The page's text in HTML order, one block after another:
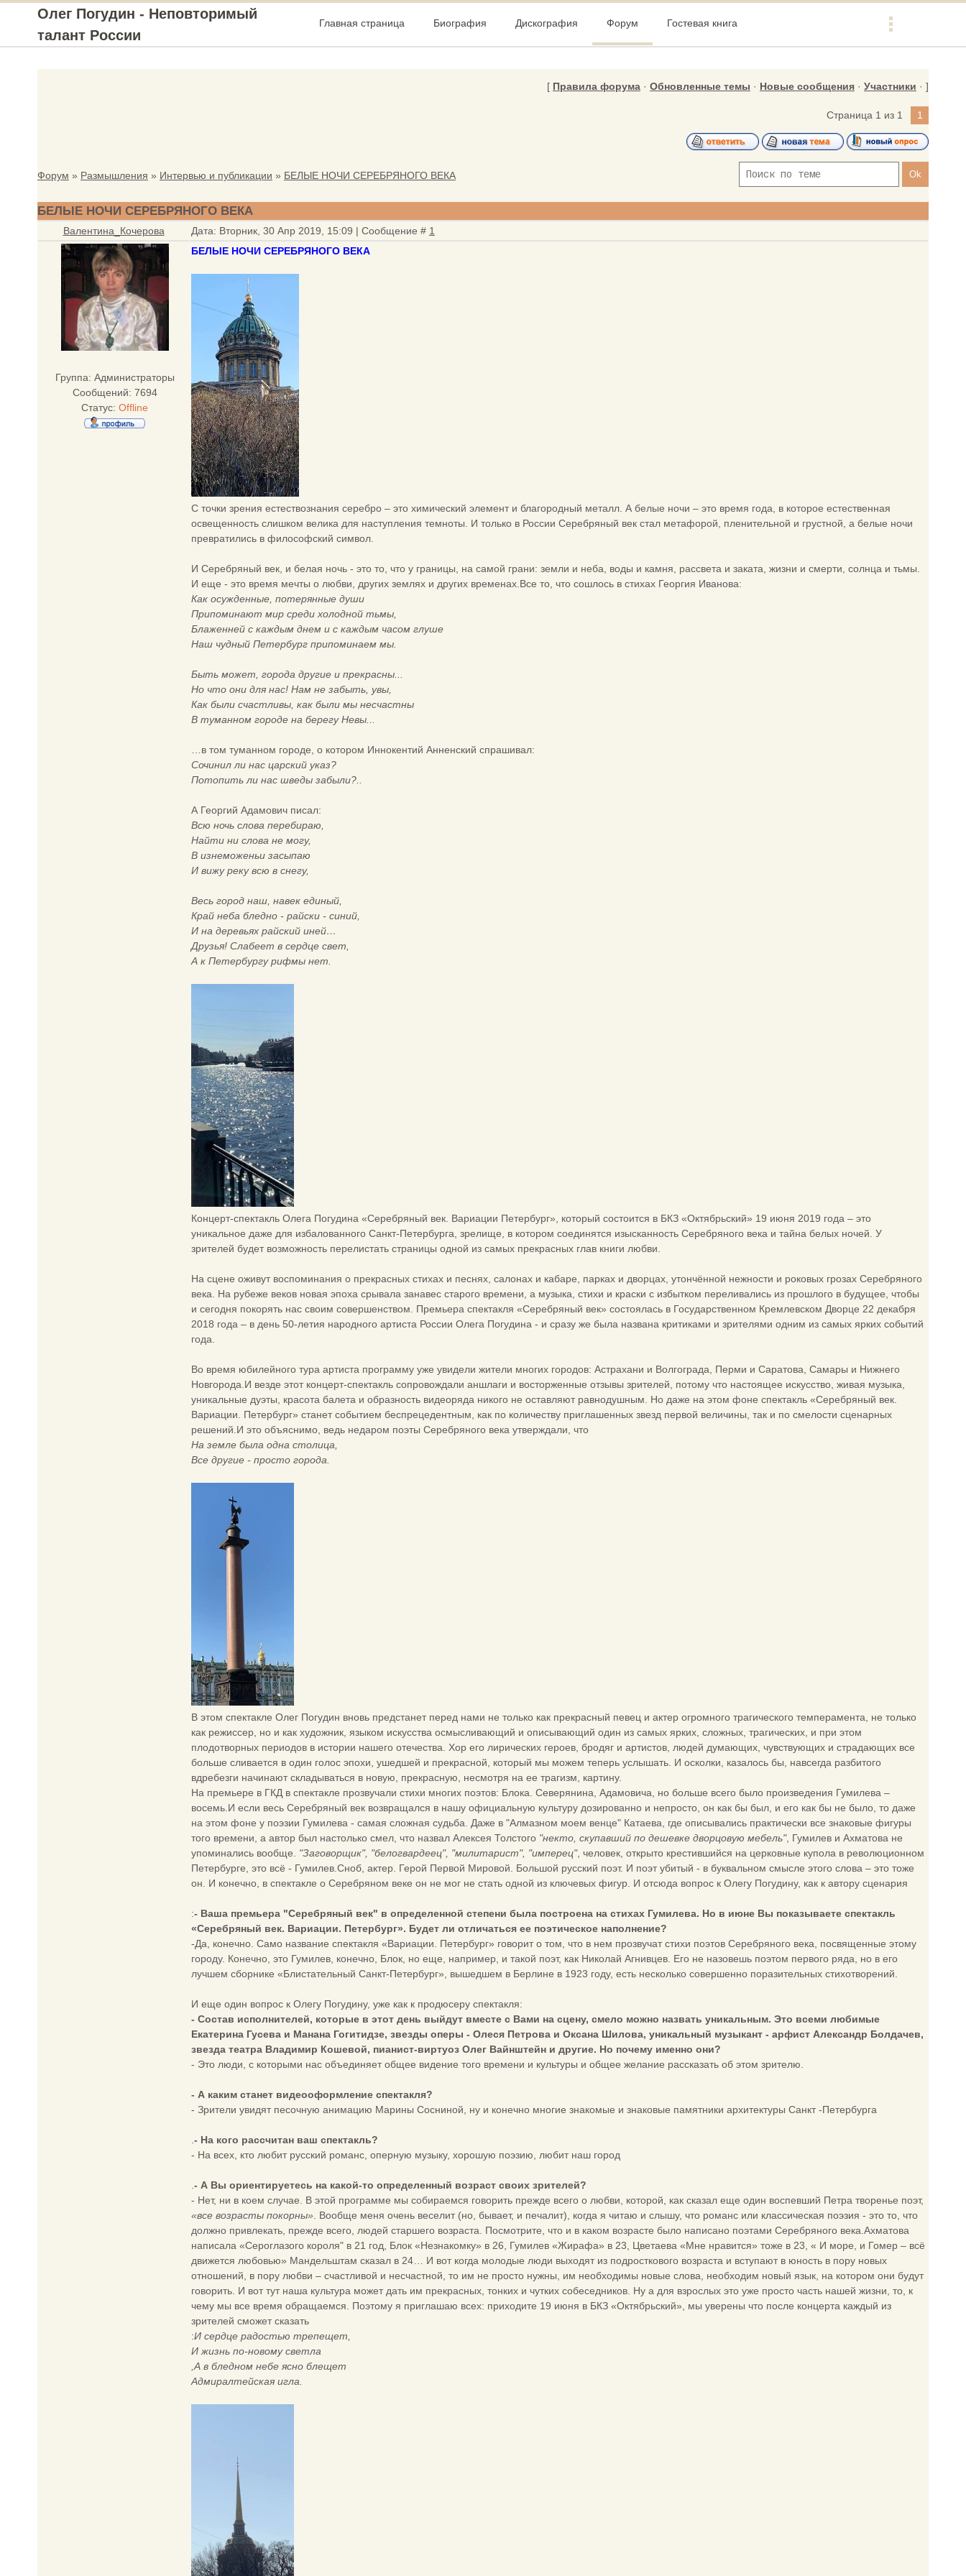
Олег Погудин - Неповторимый
талант России
Главная страница Биография Дискография Форум Гостевая книга
[ Правила форума · Обновленные темы · Новые сообщения · Участники · ]
Страница 1 из 1 1
Форум » Размышления » Интервью и публикации » БЕЛЫЕ НОЧИ СЕРЕБРЯНОГО ВЕКА
БЕЛЫЕ НОЧИ СЕРЕБРЯНОГО ВЕКА
Валентина_Кочерова Дата: Вторник, 30 Апр 2019, 15:09 | Сообщение # 1
Группа: Администраторы
Сообщений: 7694
Статус: Offline
БЕЛЫЕ НОЧИ СЕРЕБРЯНОГО ВЕКА
С точки зрения естествознания серебро – это химический элемент и благородный металл. А белые ночи – это время года, в которое естественная
освещенность слишком велика для наступления темноты. И только в России Серебряный век стал метафорой, пленительной и грустной, а белые ночи
превратились в философский символ.
И Серебряный век, и белая ночь - это то, что у границы, на самой грани: земли и неба, воды и камня, рассвета и заката, жизни и смерти, солнца и тьмы.
И еще - это время мечты о любви, других землях и других временах.Все то, что сошлось в стихах Георгия Иванова:
Как осужденные, потерянные души
Припоминают мир среди холодной тьмы,
Блаженней с каждым днем и с каждым часом глуше
Наш чудный Петербург припоминаем мы.
Быть может, города другие и прекрасны...
Но что они для нас! Нам не забыть, увы,
Как были счастливы, как были мы несчастны
В туманном городе на берегу Невы...
…в том туманном городе, о котором Иннокентий Анненский спрашивал:
Сочинил ли нас царский указ?
Потопить ли нас шведы забыли?..
А Георгий Адамович писал:
Всю ночь слова перебираю,
Найти ни слова не могу,
В изнеможеньи засыпаю
И вижу реку всю в снегу,
Весь город наш, навек единый,
Край неба бледно - райски - синий,
И на деревьях райский иней…
Друзья! Слабеет в сердце свет,
А к Петербургу рифмы нет.
Концерт-спектакль Олега Погудина «Серебряный век. Вариации Петербург», который состоится в БКЗ «Октябрьский» 19 июня 2019 года – это
уникальное даже для избалованного Санкт-Петербурга, зрелище, в котором соединятся изысканность Серебряного века и тайна белых ночей. У
зрителей будет возможность перелистать страницы одной из самых прекрасных глав книги любви.
На сцене оживут воспоминания о прекрасных стихах и песнях, салонах и кабаре, парках и дворцах, утончённой нежности и роковых грозах Серебряного
века. На рубеже веков новая эпоха срывала занавес старого времени, а музыка, стихи и краски с избытком переливались из прошлого в будущее, чтобы
и сегодня покорять нас своим совершенством. Премьера спектакля «Серебряный век» состоялась в Государственном Кремлевском Дворце 22 декабря
2018 года – в день 50-летия народного артиста России Олега Погудина - и сразу же была названа критиками и зрителями одним из самых ярких событий
года.
Во время юбилейного тура артиста программу уже увидели жители многих городов: Астрахани и Волгограда, Перми и Саратова, Самары и Нижнего
Новгорода.И везде этот концерт-спектакль сопровождали аншлаги и восторженные отзывы зрителей, потому что настоящее искусство, живая музыка,
уникальные дуэты, красота балета и образность видеоряда никого не оставляют равнодушным. Но даже на этом фоне спектакль «Серебряный век.
Вариации. Петербург» станет событием беспрецедентным, как по количеству приглашенных звезд первой величины, так и по смелости сценарных
решений.И это объяснимо, ведь недаром поэты Серебряного века утверждали, что
На земле была одна столица,
Все другие - просто города.
В этом спектакле Олег Погудин вновь предстанет перед нами не только как прекрасный певец и актер огромного трагического темперамента, не только
как режиссер, но и как художник, языком искусства осмысливающий и описывающий один из самых ярких, сложных, трагических, и при этом
плодотворных периодов в истории нашего отечества. Хор его лирических героев, бродяг и артистов, людей думающих, чувствующих и страдающих все
больше сливается в один голос эпохи, ушедшей и прекрасной, который мы можем теперь услышать. И осколки, казалось бы, навсегда разбитого
вдребезги начинают складываться в новую, прекрасную, несмотря на ее трагизм, картину.
На премьере в ГКД в спектакле прозвучали стихи многих поэтов: Блока. Северянина, Адамовича, но больше всего было произведения Гумилева –
восемь.И если весь Серебряный век возвращался в нашу официальную культуру дозированно и непросто, он как бы был, и его как бы не было, то даже
на этом фоне у поэзии Гумилева - самая сложная судьба. Даже в "Алмазном моем венце" Катаева, где описывались практически все знаковые фигуры
того времени, а автор был настолько смел, что назвал Алексея Толстого "некто, скупавший по дешевке дворцовую мебель", Гумилев и Ахматова не
упоминались вообще. "Заговорщик", "белогвардеец", "милитарист", "имперец", человек, открыто крестившийся на церковные купола в революционном
Петербурге, это всё - Гумилев.Сноб, актер. Герой Первой Мировой. Большой русский поэт. И поэт убитый - в буквальном смысле этого слова – это тоже
он. И конечно, в спектакле о Серебряном веке он не мог не стать одной из ключевых фигур. И отсюда вопрос к Олегу Погудину, как к автору сценария
:- Ваша премьера "Серебряный век" в определенной степени была построена на стихах Гумилева. Но в июне Вы показываете спектакль
«Серебряный век. Вариации. Петербург». Будет ли отличаться ее поэтическое наполнение?
-Да, конечно. Само название спектакля «Вариации. Петербург» говорит о том, что в нем прозвучат стихи поэтов Серебряного века, посвященные этому
городу. Конечно, это Гумилев, конечно, Блок, но еще, например, и такой поэт, как Николай Агнивцев. Его не назовешь поэтом первого ряда, но в его
лучшем сборнике «Блистательный Санкт-Петербург», вышедшем в Берлине в 1923 году, есть несколько совершенно поразительных стихотворений.
И еще один вопрос к Олегу Погудину, уже как к продюсеру спектакля:
- Состав исполнителей, которые в этот день выйдут вместе с Вами на сцену, смело можно назвать уникальным. Это всеми любимые
Екатерина Гусева и Манана Гогитидзе, звезды оперы - Олеся Петрова и Оксана Шилова, уникальный музыкант - арфист Александр Болдачев,
звезда театра Владимир Кошевой, пианист-виртуоз Олег Вайнштейн и другие. Но почему именно они?
- Это люди, с которыми нас объединяет общее видение того времени и культуры и общее желание рассказать об этом зрителю.
- А каким станет видеооформление спектакля?
- Зрители увидят песочную анимацию Марины Сосниной, ну и конечно многие знакомые и знаковые памятники архитектуры Санкт -Петербурга
- На кого рассчитан ваш спектакль?
- На всех, кто любит русский романс, оперную музыку, хорошую поэзию, любит наш город
- А Вы ориентируетесь на какой-то определенный возраст своих зрителей?
- Нет, ни в коем случае. В этой программе мы собираемся говорить прежде всего о любви, которой, как сказал еще один воспевший Петра творенье поэт,
«все возрасты покорны» . Вообще меня очень веселит (но, бывает, и печалит), когда я читаю и слышу, что романс или классическая поэзия - это то, что
должно привлекать, прежде всего, людей старшего возраста. Посмотрите, что и в каком возрасте было написано поэтами Серебряного века.Ахматова
написала «Сероглазого короля" в 21 год, Блок «Незнакомку» в 26, Гумилев «Жирафа» в 23, Цветаева «Мне нравится» тоже в 23, « И море, и Гомер – всё
движется любовью» Мандельштам сказал в 24… И вот когда молодые люди выходят из подросткового возраста и вступают в юность в пору новых
отношений, в пору любви – счастливой и несчастной, то им не просто нужны, им необходимы новые слова, необходим новый язык, на котором они будут
говорить. И вот тут наша культура может дать им прекрасных, тонких и чутких собеседников. Ну а для взрослых это уже просто часть нашей жизни, то, к
чему мы все время обращаемся. Поэтому я приглашаю всех: приходите 19 июня в БКЗ «Октябрьский», мы уверены что после концерта каждый из
зрителей сможет сказать
:И сердце радостью трепещет,
И жизнь по-новому светла
А в бледном небе ясно блещет
Адмиралтейская игла.